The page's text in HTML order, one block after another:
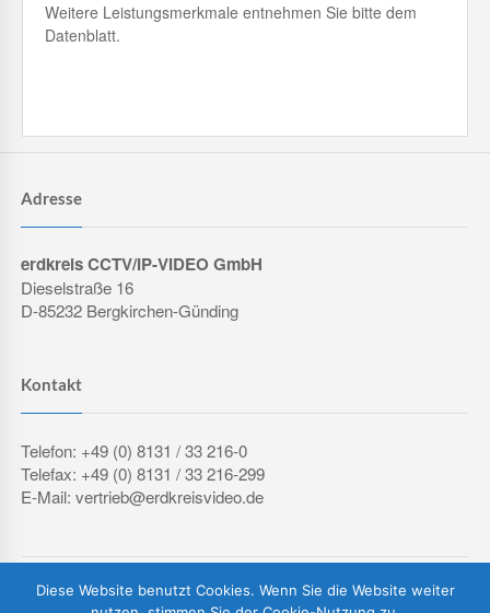
Weitere Leistungsmerkmale entnehmen Sie bitte dem
Datenblatt.
Adresse
erdkreis CCTV/IP-VIDEO GmbH
Dieselstraße 16
D-85232 Bergkirchen-Günding
Kontakt
Telefon: +49 (0) 8131 / 33 216-0
Telefax: +49 (0) 8131 / 33 216-299
E-Mail: vertrieb@erdkreisvideo.de
IMPRESSUM
DATENSCHUTZERKLÄRUNG AGB
Diese Website benutzt Cookies. Wenn Sie die Website weiter